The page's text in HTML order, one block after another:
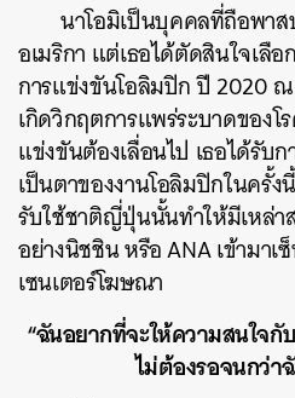
นาโอมิเป็นบุคคลที่ถือพา
อเมริกา แต่เธอได้ตัดสินใจเลื
การแข่งขันโอลิมปิก ปี 2020
เกิดวิกฤตการแพร่ระบาดของโ
แข่งขันต้องเลื่อนไป เธอได้รับ
เป็นตาของงานโอลิมปิกในครั้
รับใช้ชาติญี่ปุ่นนั้นทำให้มีเหล่
อย่างนิชชิน หรือ ANA เข้ามา
เซนเตอร์โฆษณา
“ฉันอยากที่จะให้ความสนใจ
ไม่ต้องรอจนกว่า